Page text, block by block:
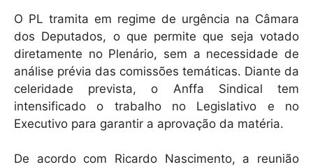
O PL tramita em regime de urgência na Câmara
dos Deputados, o que permite que seja votado
diretamente no Plenário, sem a necessidade de
análise prévia das comissões temáticas. Diante da
celeridade prevista, o Anffa Sindical tem
intensificado o trabalho no Legislativo e no
Executivo para garantir a aprovação da matéria.
De acordo com Ricardo Nascimento, a reunião